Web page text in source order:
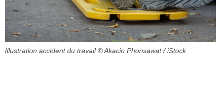
Illustration accident du travail © Akacin Phonsawat / iStock